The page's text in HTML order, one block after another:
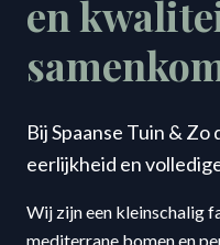
en
Bij Spaanse Tuin &
eerlijkheid en
Wij zijn een kleinschalig
mediterrane bomen en